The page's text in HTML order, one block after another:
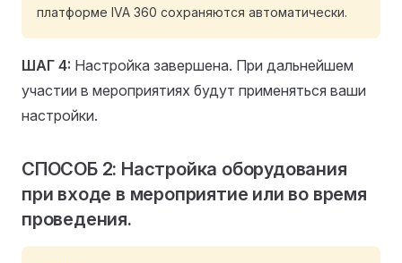
платформе IVA 360 сохраняются автоматически.
ШАГ 4: Настройка завершена. При дальнейшем
участии в мероприятиях будут применяться ваши
настройки.
СПОСОБ 2: Настройка оборудования
при входе в мероприятие или во время
проведения.